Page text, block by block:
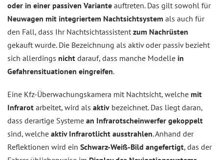
oder in einer passiven Variante auftreten. Das gilt sowohl für
Neuwagen mit integriertem Nachtsichtsystem als auch für
den Fall, dass Ihr Nachtsichtassistent zum Nachrüsten
gekauft wurde. Die Bezeichnung als aktiv oder passiv bezieht
sich allerdings nicht darauf, dass manche Modelle in
Gefahrensituationen eingreifen.
Eine Kfz-Überwachungskamera mit Nachtsicht, welche mit
Infrarot arbeitet, wird als aktiv bezeichnet. Das liegt daran,
dass derartige Systeme an Infrarotscheinwerfer gekoppelt
sind, welche aktiv Infrarotlicht ausstrahlen. Anhand der
Reflektionen wird ein Schwarz-Weiß-Bild angefertigt, das der